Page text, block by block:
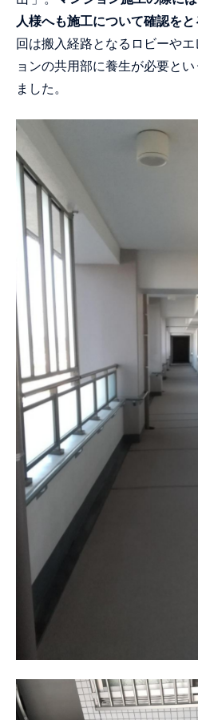
人様へも施工について確認を
回は搬入経路となるロビーや
ョンの共用部に養生が必要と
ました。